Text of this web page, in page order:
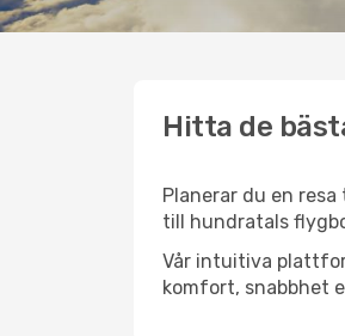
Hitta de
Planerar du en
till hundratals
Vår intuitiva
komfort, snabbhet